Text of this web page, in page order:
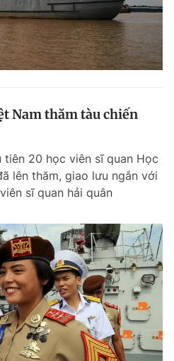
Nam thăm tàu chiến
tiên 20 học viên sĩ quan Học
lên thăm, giao lưu ngắn với
sĩ quan hải quân